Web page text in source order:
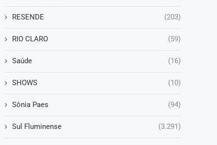
RESENDE (203)
RIO CLARO (59)
Saúde (16)
SHOWS (10)
Sônia Paes (94)
Sul Fluminense (3.291)